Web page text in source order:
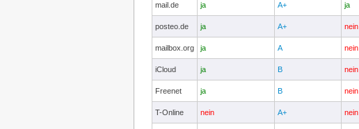
mail.de ja A+ ja
posteo.de ja A+ nein
mailbox.org ja A nein
iCloud ja B nein
Freenet ja B nein
T-Online nein A+ nein